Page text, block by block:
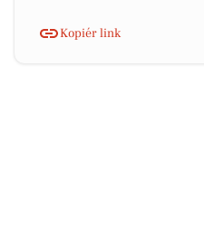
Kopiér link